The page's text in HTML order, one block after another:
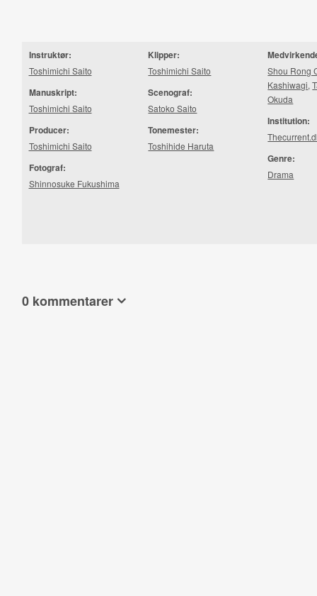
Instruktør:
Toshimichi Saito
Manuskript:
Toshimichi Saito
Producer:
Toshimichi Saito
Fotograf:
Shinnosuke Fukushima
Klipper:
Toshimichi Saito
Scenograf:
Satoko Saito
Tonemester:
Toshihide Haruta
Shou Rong
Kashiwagi,
Okuda
Institution:
Genre:
Drama
0 kommentarer